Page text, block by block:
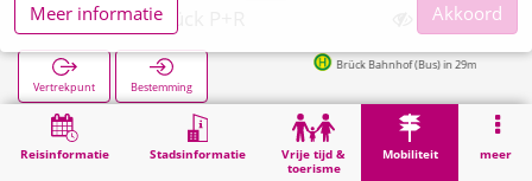
Reisinformatie Stadsinformatie
Vrije tijd &
toerisme
Mobiliteit meer
Nideggen, Brück P+R
Vertrekpunt Bestemming
Brück Bahnhof (Bus) in 29m
Mobiliteit Nideggen, Brück P+R
Meer informatie
Akkoord